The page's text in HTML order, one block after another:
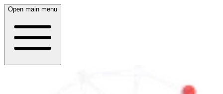
Open main menu